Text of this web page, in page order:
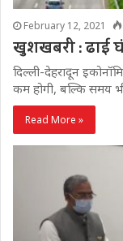
February 12, 2021
खुशखबरी : ढाई
दिल्ली-देहरादून
कम होगी, बल्कि समय
Read More »